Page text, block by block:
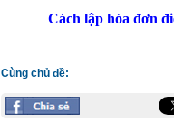
Cách lập hóa đơn
Cùng chủ đề: